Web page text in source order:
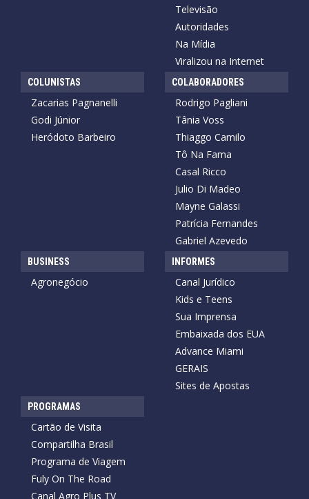
Televisão
Autoridades
Na Mídia
Viralizou na Internet
COLUNISTAS
Zacarias Pagnanelli
Godi Júnior
Heródoto Barbeiro
COLABORADORES
Rodrigo Pagliani
Tânia Voss
Thiaggo Camilo
Tô Na Fama
Casal Ricco
Julio Di Madeo
Mayne Galassi
Patrícia Fernandes
Gabriel Azevedo
BUSINESS
Agronegócio
INFORMES
Canal Jurídico
Kids e Teens
Sua Imprensa
Embaixada dos EUA
Advance Miami
GERAIS
Sites de Apostas
PROGRAMAS
Cartão de Visita
Compartilha Brasil
Programa de Viagem
Fuly On The Road
Canal Agro Plus TV